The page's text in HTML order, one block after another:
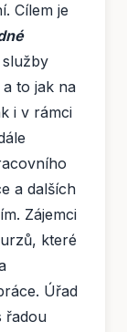
Cílem je
to jak na
i v rámci
a dalších
Zájemci
které
Úřad
řadou